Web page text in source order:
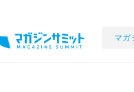
マガ